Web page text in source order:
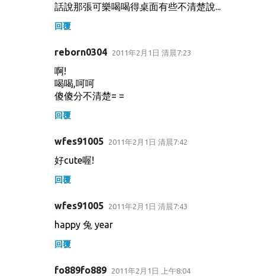
話說那張可樂喝喝得桌面有些不清楚說...
回覆
reborn0304 2011年2月1日 清晨7:23
啊!
喝喝,呵呵
傻傻分不清楚= =
回覆
wfes91005 2011年2月1日 清晨7:42
好cute喔!
回覆
wfes91005 2011年2月1日 清晨7:43
happy 兔 year
回覆
fo889fo889 2011年2月1日 上午8:04